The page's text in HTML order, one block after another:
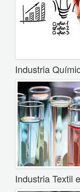
Industria
Industria Textil